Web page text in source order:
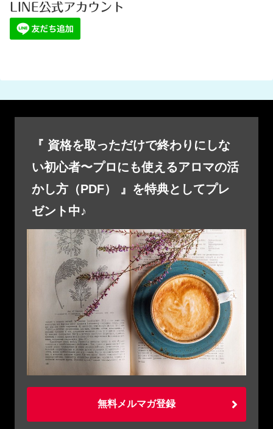
LINE公式アカウント
『 資格を取っただけで終わりにしな
い初心者〜プロにも使えるアロマの活
かし方（PDF） 』を特典としてプレ
ゼント中♪
無料メルマガ登録